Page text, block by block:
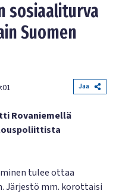
sosiaaliturva
Suomen
Jaa
Rovaniemellä
tulee ottaa
Järjestö mm. korottaisi